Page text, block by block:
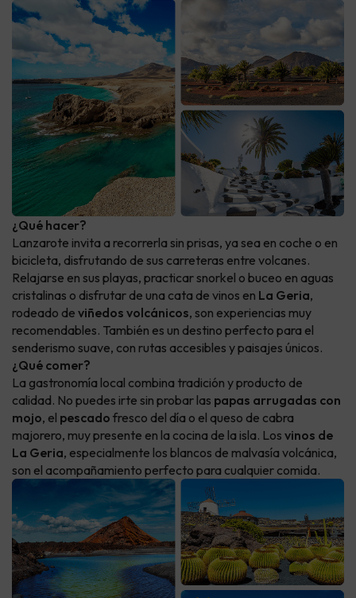
¿Qué hacer?
Lanzarote invita a recorrerla sin prisas, ya sea en coche o en
bicicleta, disfrutando de sus carreteras entre volcanes.
Relajarse en sus playas, practicar snorkel o buceo en aguas
cristalinas o disfrutar de una cata de vinos en La Geria,
rodeado de viñedos volcánicos, son experiencias muy
recomendables. También es un destino perfecto para el
senderismo suave, con rutas accesibles y paisajes únicos.
¿Qué comer?
La gastronomía local combina tradición y producto de
calidad. No puedes irte sin probar las papas arrugadas con
mojo, el pescado fresco del día o el queso de cabra
majorero, muy presente en la cocina de la isla. Los vinos de
La Geria, especialmente los blancos de malvasía volcánica,
son el acompañamiento perfecto para cualquier comida.